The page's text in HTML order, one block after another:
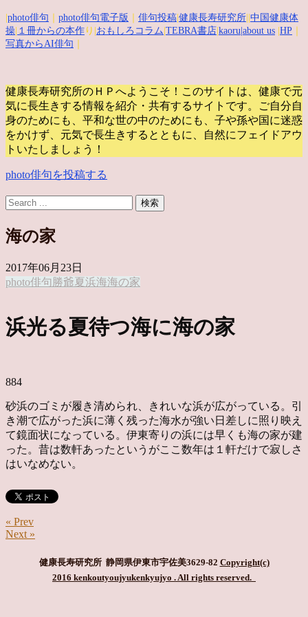
photo俳句 photo俳句電子版 俳句投稿 健康長寿研究所 中国健康体
操 １冊からの本作 り| おもしろコラム TEBRA書店 kaoru |about us HP
写真からAI俳句
健康長寿研究所のＨＰへようこそ！このサイトは、健康で元
気に長生きする情報を紹介・共有するサイトです。
ご自分自
身のためにも、平和な世の中のためにも、子や孫や国に迷惑
をかけず、元気で長生きするとともに、自然にフェイドアウ
トいたしましょう！
photo俳句を投稿する
海の家
2017年06月23日
photo俳句 勝爺夏浜海海の家
浜光る夏待つ海に海の家
884
砂浜のゴミが履き清められ、きれいな浜が広がっている。引
き潮で広がった浜に薄く残った海水が強い日差しに照り映え
て鏡面状になっている。伊東寄りの浜には早くも海の家が建
った。昔は数軒あったというがここ数年は１軒だけで寂しさ
はいなめない。
« Prev
Next »
健康長寿研究所 静岡県伊東市宇佐美3629-82 Copyright(c)
2016 kenkoutyoujyukenkyujyo . All rights reserved.